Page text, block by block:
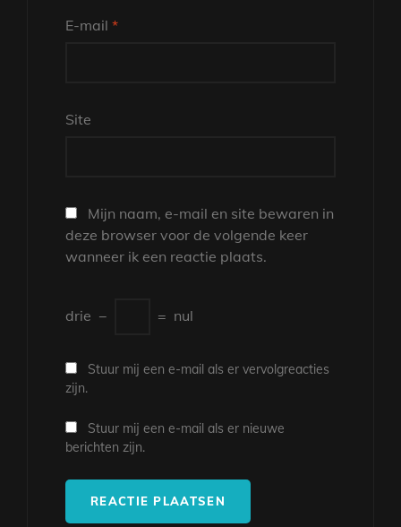
E-mail *
Site
Mijn naam, e-mail en site bewaren in
deze browser voor de volgende keer
wanneer ik een reactie plaats.
drie − = nul
Stuur mij een e-mail als er vervolgreacties
zijn.
Stuur mij een e-mail als er nieuwe
berichten zijn.